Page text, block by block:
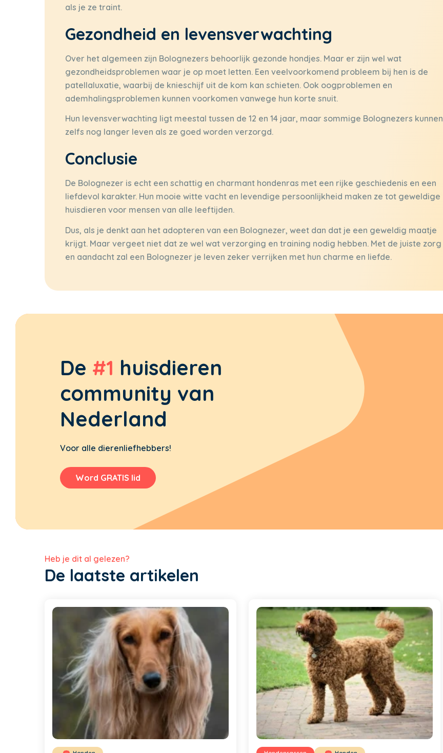
als je ze traint.
Gezondheid en levensverwachting
Over het algemeen zijn Bolognezers behoorlijk gezonde hondjes. Maar er zijn wel wat
gezondheidsproblemen waar je op moet letten. Een veelvoorkomend probleem bij hen is de
patellaluxatie, waarbij de knieschijf uit de kom kan schieten. Ook oogproblemen en
ademhalingsproblemen kunnen voorkomen vanwege hun korte snuit.
Hun levensverwachting ligt meestal tussen de 12 en 14 jaar, maar sommige Bolognezers kunnen
zelfs nog langer leven als ze goed worden verzorgd.
Conclusie
De Bolognezer is echt een schattig en charmant hondenras met een rijke geschiedenis en een
liefdevol karakter. Hun mooie witte vacht en levendige persoonlijkheid maken ze tot geweldige
huisdieren voor mensen van alle leeftijden.
Dus, als je denkt aan het adopteren van een Bolognezer, weet dan dat je een geweldig maatje
krijgt. Maar vergeet niet dat ze wel wat verzorging en training nodig hebben. Met de juiste zorg
en aandacht zal een Bolognezer je leven zeker verrijken met hun charme en liefde.
De #1 huisdieren
community van
Nederland
Voor alle dierenliefhebbers!
Word GRATIS lid
Heb je dit al gelezen?
De laatste artikelen